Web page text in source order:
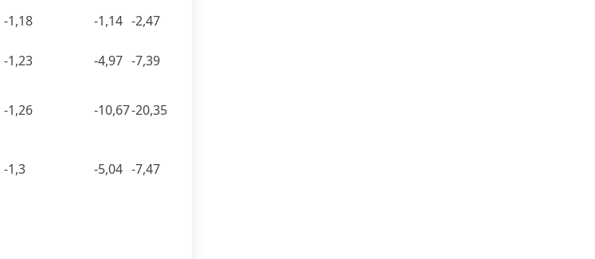
-1,18 -1,14 -2,47
-1,23 -4,97 -7,39
-1,26 -10,67-20,35
-1,3 -5,04 -7,47